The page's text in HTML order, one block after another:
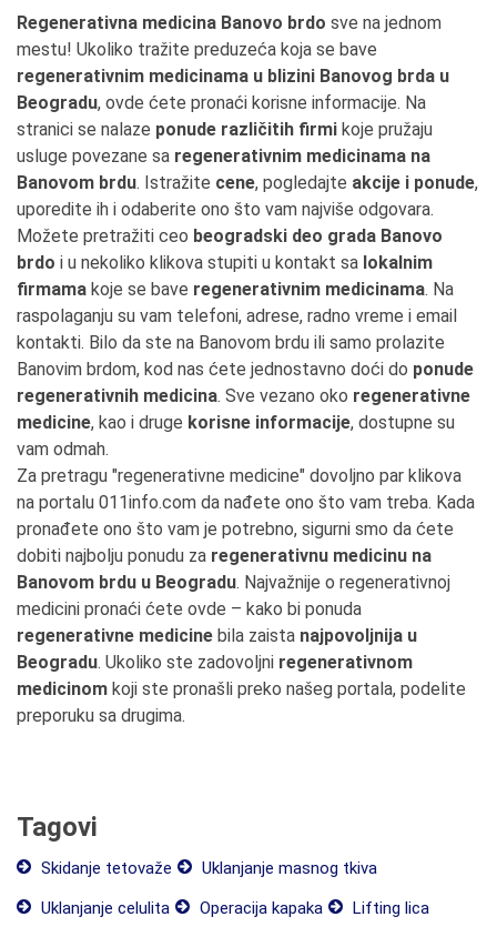
Regenerativna medicina Banovo brdo sve na jednom
mestu! Ukoliko tražite preduzeća koja se bave
regenerativnim medicinama u blizini Banovog brda u
Beogradu, ovde ćete pronaći korisne informacije. Na
stranici se nalaze ponude različitih firmi koje pružaju
usluge povezane sa regenerativnim medicinama na
Banovom brdu. Istražite cene, pogledajte akcije i ponude,
uporedite ih i odaberite ono što vam najviše odgovara.
Možete pretražiti ceo beogradski deo grada Banovo
brdo i u nekoliko klikova stupiti u kontakt sa lokalnim
firmama koje se bave regenerativnim medicinama. Na
raspolaganju su vam telefoni, adrese, radno vreme i email
kontakti. Bilo da ste na Banovom brdu ili samo prolazite
Banovim brdom, kod nas ćete jednostavno doći do ponude
regenerativnih medicina. Sve vezano oko regenerativne
medicine, kao i druge korisne informacije, dostupne su
vam odmah.
Za pretragu "regenerativne medicine" dovoljno par klikova
na portalu 011info.com da nađete ono što vam treba. Kada
pronađete ono što vam je potrebno, sigurni smo da ćete
dobiti najbolju ponudu za regenerativnu medicinu na
Banovom brdu u Beogradu. Najvažnije o regenerativnoj
medicini pronaći ćete ovde – kako bi ponuda
regenerativne medicine bila zaista najpovoljnija u
Beogradu. Ukoliko ste zadovoljni regenerativnom
medicinom koji ste pronašli preko našeg portala, podelite
preporuku sa drugima.
Tagovi
Skidanje tetovaže
Uklanjanje masnog tkiva
Uklanjanje celulita
Operacija kapaka
Lifting lica